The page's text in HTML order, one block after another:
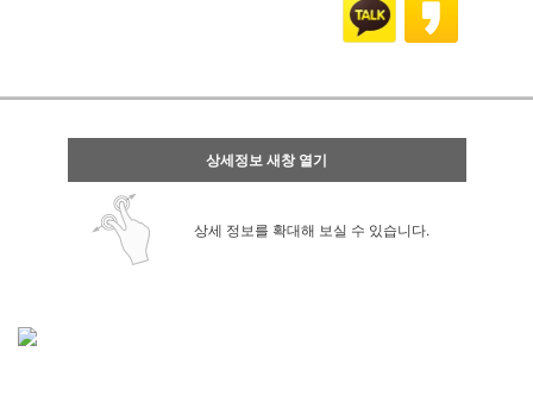
상세정보 새창 열기
상세 정보를 확대해 보실 수 있습니다.